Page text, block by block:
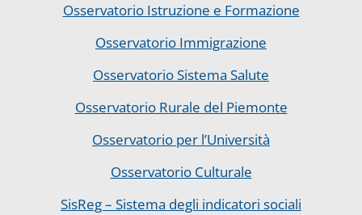
Osservatorio Istruzione e Formazione
Osservatorio Immigrazione
Osservatorio Sistema Salute
Osservatorio Rurale del Piemonte
Osservatorio per l’Università
Osservatorio Culturale
SisReg – Sistema degli indicatori sociali